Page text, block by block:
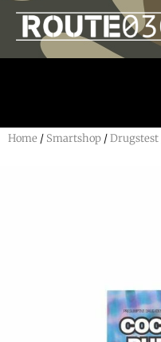
Home / Smartshop /Drugstest